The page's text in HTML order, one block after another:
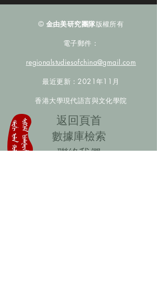
© 金由美研究團隊版權所有
電子郵件：
regionalstudiesofchina@gmail.com
最近更新：2021年11月
香港大學現代語言與文化學院
​返回頁首
數據庫檢索
聯絡我們